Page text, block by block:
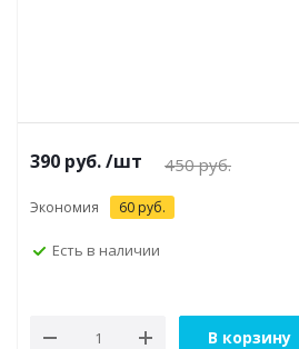
390 руб./шт 450руб.
Экономия 60 руб.
Есть в наличии
В корзину